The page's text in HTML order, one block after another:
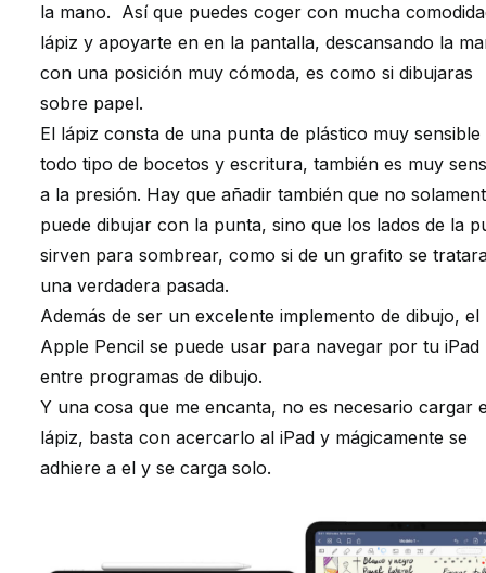
la mano. Así que puedes coger con mucha
lápiz y apoyarte en en la pantalla, descansando la
con una posición muy cómoda, es como si dibujaras
sobre papel.
El lápiz consta de una punta de plástico muy sensible
todo tipo de bocetos y escritura, también es muy
a la presión. Hay que añadir también que no
puede dibujar con la punta, sino que los lados de la
sirven para sombrear, como si de un grafito se
una verdadera pasada.
Además de ser un excelente implemento de dibujo, el
Apple Pencil se puede usar para navegar por tu iPad
entre programas de dibujo.
Y una cosa que me encanta, no es necesario cargar
lápiz, basta con acercarlo al iPad y mágicamente se
adhiere a el y se carga solo.